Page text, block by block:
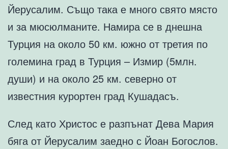
Йерусалим. Също така е много свято място
и за мюсюлманите. Намира се в днешна
Турция на около 50 км. южно от третия по
големина град в Турция – Измир (5млн.
души) и на около 25 км. северно от
известния курортен град Кушадасъ.
След като Христос е разпънат Дева Мария
бяга от Йерусалим заедно с Йоан Богослов.